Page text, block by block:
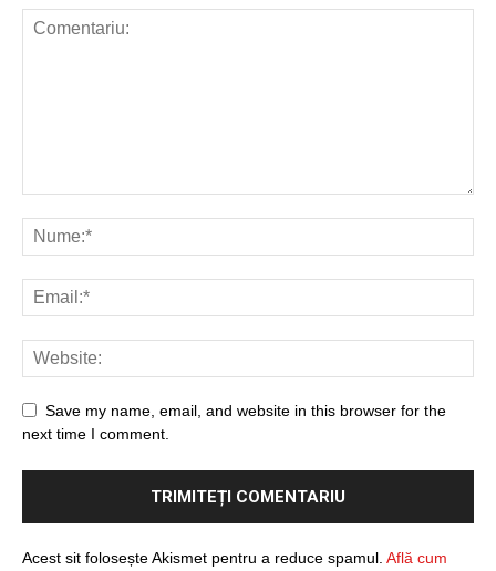
Save my name, email, and website in this browser for the
next time I comment.
Acest sit folosește Akismet pentru a reduce spamul. Află cum